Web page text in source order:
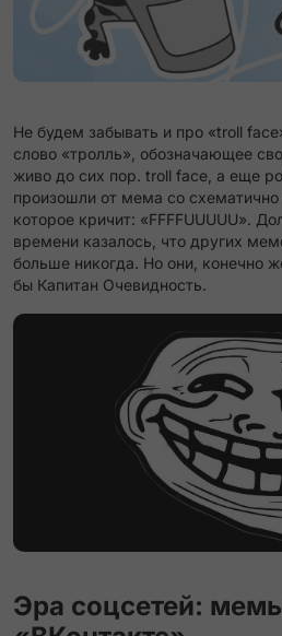
Не будем забывать и про «troll
слово «тролль», обозначающее
живо до сих пор. troll face, а еще
произошли от мема со
которое кричит: «FFFFUUUUU».
времени казалось, что других
больше никогда. Но они, конечно
бы Капитан Очевидность.
Эра соцсетей: